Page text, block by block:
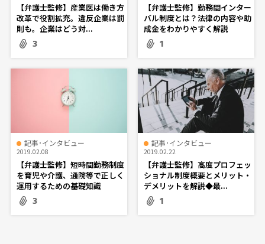
【弁護士監修】産業医は働き方
改革で役割拡充。違反企業は罰
則も。企業はどう対...
3
【弁護士監修】勤務間インター
バル制度とは？法律の内容や助
成金をわかりやすく解説
1
記事･インタビュー
2019.02.08
【弁護士監修】短時間勤務制度
を育児や介護、通院等で正しく
運用するための基礎知識
3
記事･インタビュー
2019.02.22
【弁護士監修】高度プロフェッ
ショナル制度概要とメリット・
デメリットを解説◆最...
1